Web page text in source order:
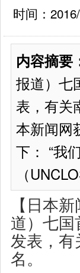
时间：
内容摘要
报道）七
表，有关
本新闻网
下： “我
（
【日本
道）七国
发表，有
名。